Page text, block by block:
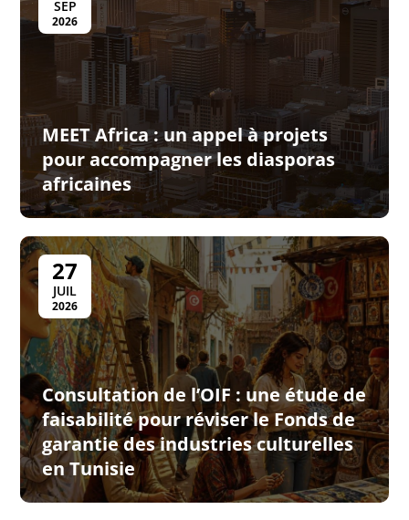
SEP
2026
MEET Africa : un appel à projets
pour accompagner les diasporas
africaines
27
JUIL
2026
Consultation de l’OIF : une étude de
faisabilité pour réviser le Fonds de
garantie des industries culturelles
en Tunisie